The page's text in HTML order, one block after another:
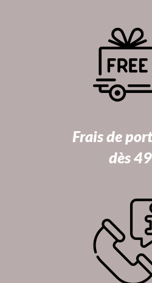
Frais de
dès